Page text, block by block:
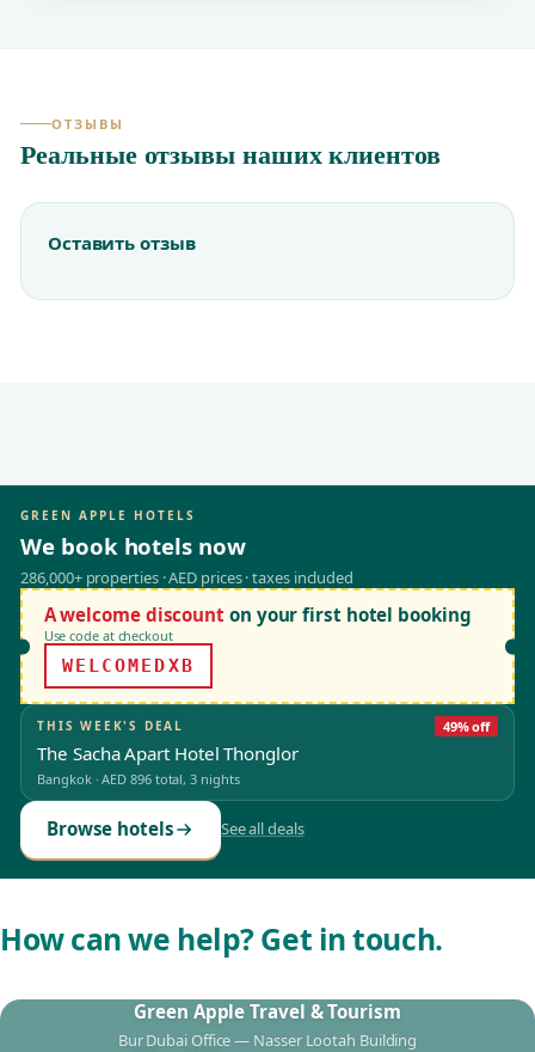
ОТЗЫВЫ
Реальные отзывы наших клиентов
Оставить отзыв
GREEN APPLE HOTELS
We book hotels now
286,000+ properties · AED prices · taxes included
A welcome discount on your first hotel booking
Use code at checkout
WELCOMEDXB
THIS WEEK'S DEAL 49% off
The Sacha Apart Hotel Thonglor
Bangkok ·AED 896total, 3 nights
Browse hotels See all deals
How can we help? Get in touch.
Green Apple Travel & Tourism
Bur Dubai Office — Nasser Lootah Building